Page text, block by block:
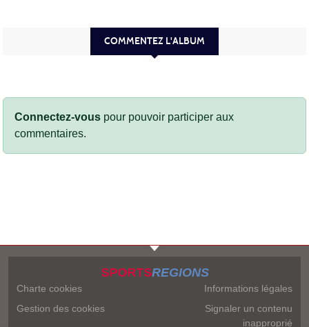
COMMENTEZ L'ALBUM
Connectez-vous pour pouvoir participer aux
commentaires.
SPORTSREGIONS
Charte cookies
Gestion des cookies
Informations légales
Signaler un contenu
inapproprié